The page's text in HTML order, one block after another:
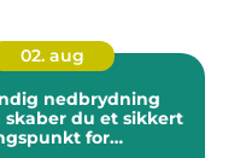
02. aug
nedbrydning
skaber du et sikkert
for